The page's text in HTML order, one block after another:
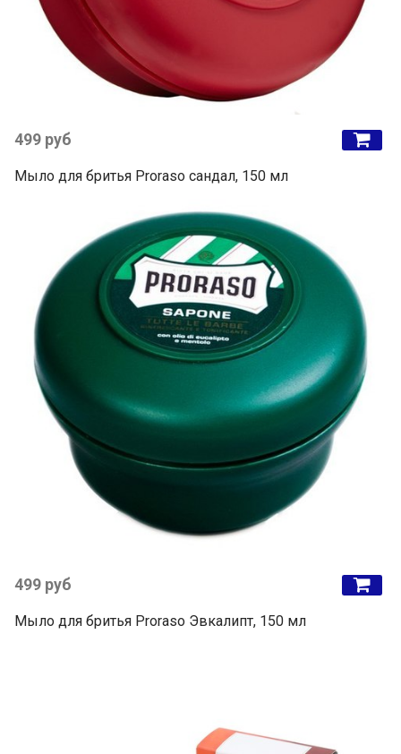
499 руб
Мыло для бритья Proraso сандал, 150 мл
499 руб
Мыло для бритья Proraso Эвкалипт, 150 мл